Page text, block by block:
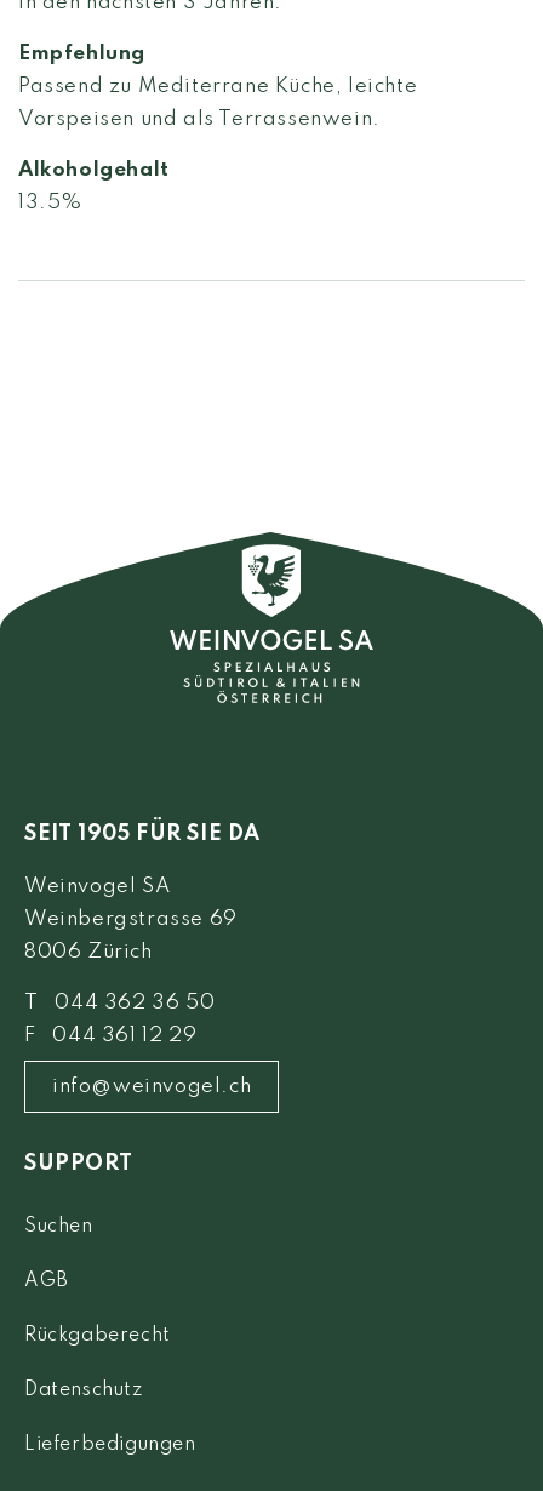
Empfehlung
Passend zu Mediterrane Küche, leichte
Vorspeisen und als Terrassenwein.
Alkoholgehalt
13.5%
SEIT 1905 FÜR SIE DA
Weinvogel SA
Weinbergstrasse 69
8006 Zürich
T 044 362 36 50
F 044 361 12 29
info@weinvogel.ch
SUPPORT
Suchen
AGB
Rückgaberecht
Datenschutz
Lieferbedigungen